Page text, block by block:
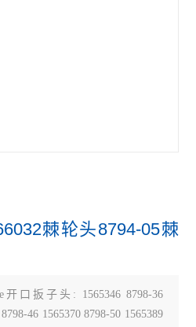
棘轮头8794-05棘
开口扳子头: 1565346 8798-36
46 1565370 8798-50 1565389